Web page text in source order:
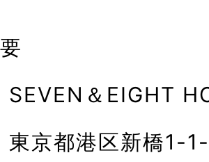
＆EIGHT
京都港区新橋1-